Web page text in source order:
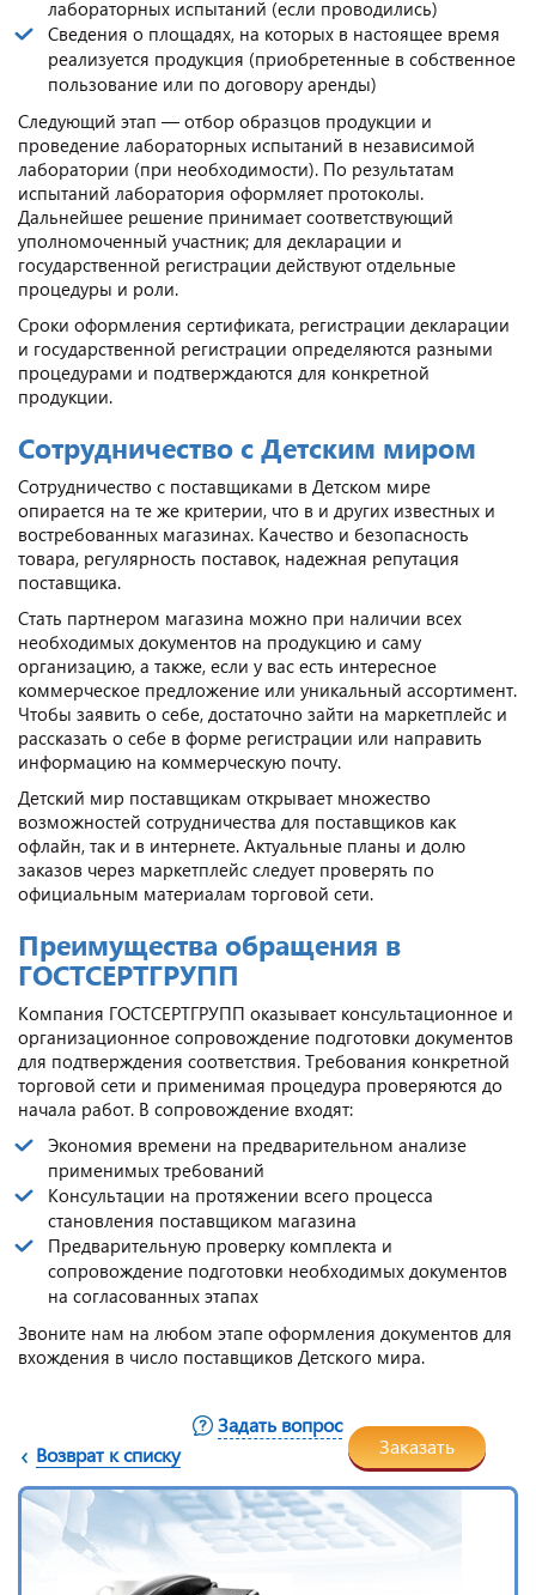
лабораторных испытаний (если проводились)
Сведения о площадях, на которых в настоящее время
реализуется продукция (приобретенные в собственное
пользование или по договору аренды)
Следующий этап — отбор образцов продукции и
проведение лабораторных испытаний в независимой
лаборатории (при необходимости). По результатам
испытаний лаборатория оформляет протоколы.
Дальнейшее решение принимает соответствующий
уполномоченный участник; для декларации и
государственной регистрации действуют отдельные
процедуры и роли.
Сроки оформления сертификата, регистрации декларации
и государственной регистрации определяются разными
процедурами и подтверждаются для конкретной
продукции.
Сотрудничество с Детским миром
Сотрудничество с поставщиками в Детском мире
опирается на те же критерии, что в и других известных и
востребованных магазинах. Качество и безопасность
товара, регулярность поставок, надежная репутация
поставщика.
Стать партнером магазина можно при наличии всех
необходимых документов на продукцию и саму
организацию, а также, если у вас есть интересное
коммерческое предложение или уникальный ассортимент.
Чтобы заявить о себе, достаточно зайти на маркетплейс и
рассказать о себе в форме регистрации или направить
информацию на коммерческую почту.
Детский мир поставщикам открывает множество
возможностей сотрудничества для поставщиков как
офлайн, так и в интернете. Актуальные планы и долю
заказов через маркетплейс следует проверять по
официальным материалам торговой сети.
Преимущества обращения в
ГОСТСЕРТГРУПП
Компания ГОСТСЕРТГРУПП оказывает консультационное и
организационное сопровождение подготовки документов
для подтверждения соответствия. Требования конкретной
торговой сети и применимая процедура проверяются до
начала работ. В сопровождение входят:
Экономия времени на предварительном анализе
применимых требований
Консультации на протяжении всего процесса
становления поставщиком магазина
Предварительную проверку комплекта и
сопровождение подготовки необходимых документов
на согласованных этапах
Звоните нам на любом этапе оформления документов для
вхождения в число поставщиков Детского мира.
Возврат к списку
Задать вопрос
Заказать